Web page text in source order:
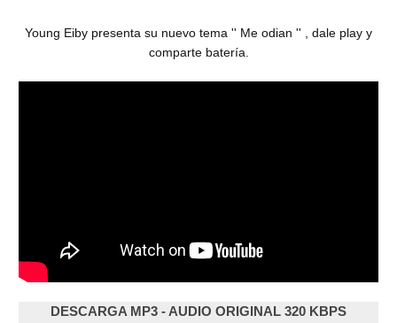
Young Eiby presenta su nuevo tema '' Me odian '' , dale play y
comparte batería.
DESCARGA MP3 - AUDIO ORIGINAL 320 KBPS